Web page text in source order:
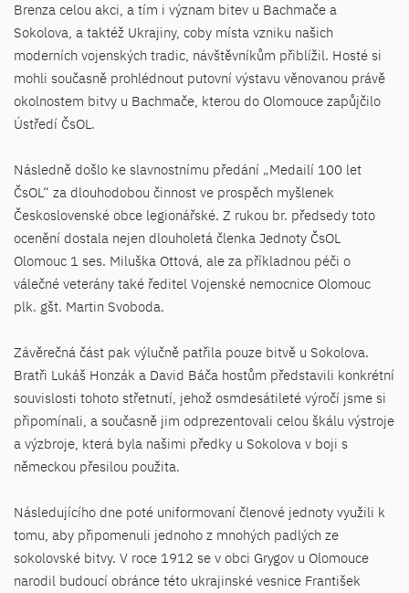
Brenza celou akci, a tím i význam bitev u Bachmače a
Sokolova, a taktéž Ukrajiny, coby místa vzniku našich
moderních vojenských tradic, návštěvníkům přiblížil. Hosté si
mohli současně prohlédnout putovní výstavu věnovanou právě
okolnostem bitvy u Bachmače, kterou do Olomouce zapůjčilo
Ústředí ČsOL.
Následně došlo ke slavnostnímu předání „Medailí 100 let
ČsOL“ za dlouhodobou činnost ve prospěch myšlenek
Československé obce legionářské. Z rukou br. předsedy toto
ocenění dostala nejen dlouholetá členka Jednoty ČsOL
Olomouc 1 ses. Miluška Ottová, ale za příkladnou péči o
válečné veterány také ředitel Vojenské nemocnice Olomouc
plk. gšt. Martin Svoboda.
Závěrečná část pak výlučně patřila pouze bitvě u Sokolova.
Bratři Lukáš Honzák a David Báča hostům představili konkrétní
souvislosti tohoto střetnutí, jehož osmdesátileté výročí jsme si
připomínali, a současně jim odprezentovali celou škálu výstroje
a výzbroje, která byla našimi předky u Sokolova v boji s
německou přesilou použita.
Následujícího dne poté uniformovaní členové jednoty využili k
tomu, aby připomenuli jednoho z mnohých padlých ze
sokolovské bitvy. V roce 1912 se v obci Grygov u Olomouce
narodil budoucí obránce této ukrajinské vesnice František